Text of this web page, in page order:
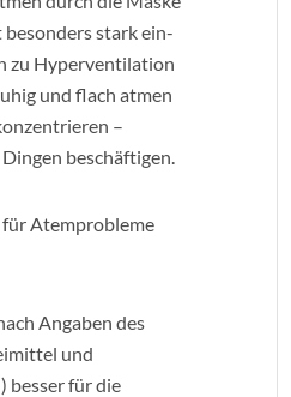
stark ein-
zu Hyperventilation
und flach atmen
–
beschäftigen.
Atemprobleme
Angaben des
und
besser für die